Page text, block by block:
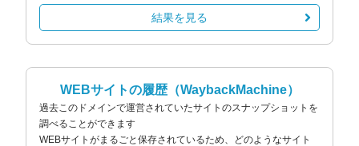
結果を見る
WEBサイトの履歴（WaybackMachine）
過去このドメインで運営されていたサイトのスナップショットを
調べることができます
WEBサイトがまるごと保存されているため、どのようなサイト